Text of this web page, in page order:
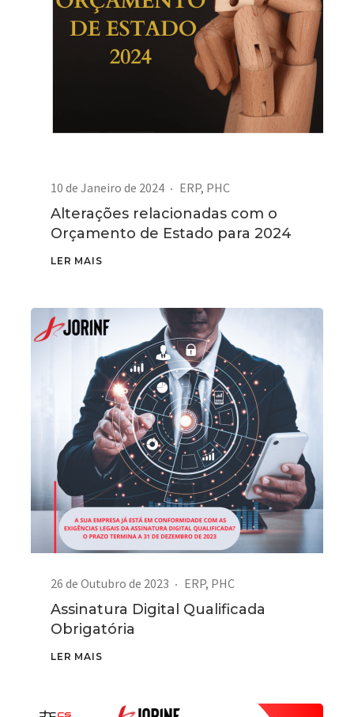
10 de Janeiro de 2024 ERP, PHC
Alterações relacionadas com o
Orçamento de Estado para 2024
LER MAIS
26 de Outubro de 2023 ERP, PHC
Assinatura Digital Qualificada
Obrigatória
LER MAIS